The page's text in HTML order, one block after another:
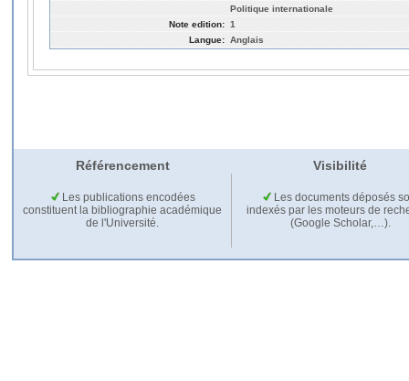
Politique internationale
Note edition: 1
Langue: Anglais
Référencement Visibilité
Les publications encodées
constituent la bibliographie académique
de l'Université.
Les documents déposés
indexés par les moteurs de
(Google Scholar,…).